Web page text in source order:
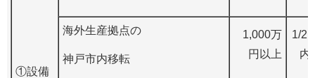
①設備
海外生産拠点の
神戸市内移転
1,000万
円以上
1/2
内